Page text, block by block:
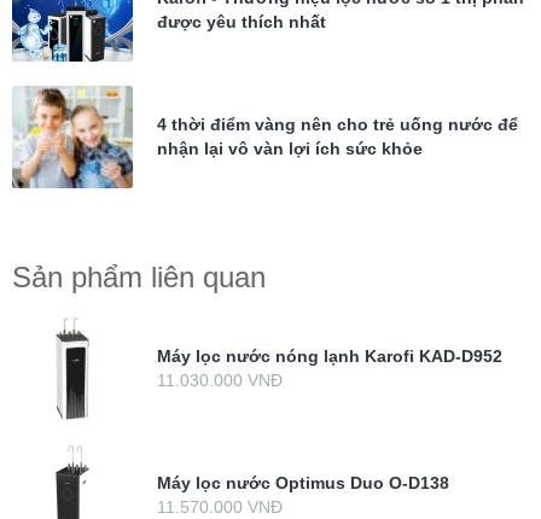
được yêu thích nhất
4 thời điểm vàng nên cho trẻ uống nước để
nhận lại vô vàn lợi ích sức khỏe
Sản phẩm liên quan
Máy lọc nước nóng lạnh Karofi KAD-D952
11.030.000 VNĐ
Máy lọc nước Optimus Duo O-D138
11.570.000 VNĐ